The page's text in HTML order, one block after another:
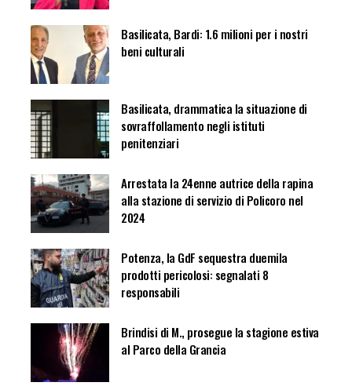
Basilicata, Bardi: 1.6 milioni per i nostri
beni culturali
Basilicata, drammatica la situazione di
sovraffollamento negli istituti
penitenziari
Arrestata la 24enne autrice della rapina
alla stazione di servizio di Policoro nel
2024
Potenza, la GdF sequestra duemila
prodotti pericolosi: segnalati 8
responsabili
Brindisi di M., prosegue la stagione estiva
al Parco della Grancia